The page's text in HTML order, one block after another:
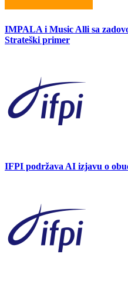
IMPALA i Music Alli sa
Strateški primer
IFPI podržava AI izjavu o